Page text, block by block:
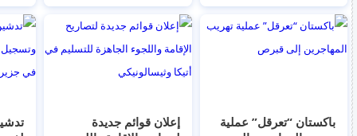
باكستان “تعرقل” عملية
إعلان قوائم جديدة